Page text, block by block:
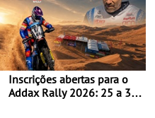
Inscrições abertas para o
Addax Rally 2026: 25 a 30